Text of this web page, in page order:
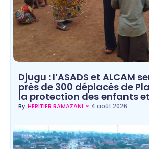
Djugu : l’ASADS et ALCAM
près de 300 déplacés de
la protection des enfants
By HERITIER RAMAZANI ~ 4 août 2026